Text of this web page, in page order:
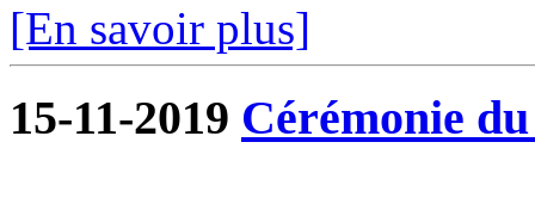
[En savoir plus]
15-11-2019 Cérémonie